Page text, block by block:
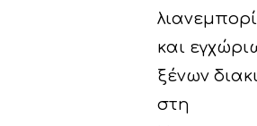
και
ξένων
στη